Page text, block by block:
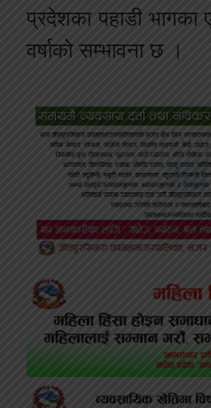
प्रदेशका पहाडी भागका
वर्षाको सम्भावना छ ।